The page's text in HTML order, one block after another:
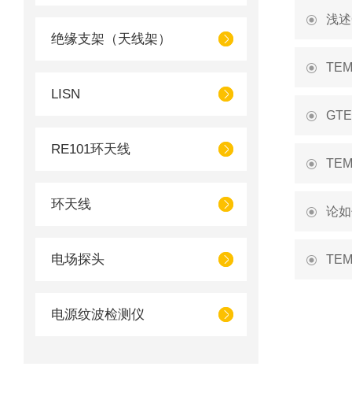
绝缘支架（天线架）
LISN
RE101环天线
环天线
电场探头
电源纹波检测仪
浅
论